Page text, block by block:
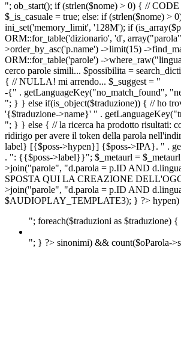
"; ob_start(); if (strlen($nome) > 0) { //
$_is_casuale = true; else: if (strlen($nome)
ini_set('memory_limit', '128M'); if
ORM::for_table('dizionario', 'd',
>order_by_asc('p.name') ->limit(15) -
ORM::for_table('parole') -
cerco parole simili... $possibilita =
{ // NULLA! mi arrendo... $_suggest = "
-{" . getLanguageKey("no_match_found",
"; } } else if(is_object($traduzione)) { // ho
'{$traduzione->name}' " .
"; } } else { // la ricerca ha prodotto risultati:
ridirigo per avere il token della parola
label} [{$poss->hypen}] {$poss->IPA}. " .
. ": {{$poss->label}}"; $_metaurl =
>join("parole", "d.parola = p.ID AND
SPOSTA QUI LA CREAZIONE
>join("parole", "d.parola = p.ID AND
$AUDIOPLAY_TEMPLATE3); } ?>
"; foreach($traduzioni as $traduzione) {
"; } ?> sinonimi) && count($oParola-